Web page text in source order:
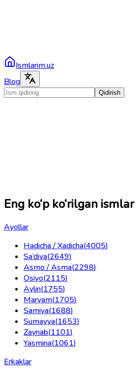
Ismlarim.uz
Blog
Qidirish
Eng ko‘p ko‘rilgan ismlar
Ayollar
Hadicha / Xadicha(4005)
Sa’diya(2649)
Asmo / Asma(2298)
Osiyo(2115)
Aylin(1755)
Maryam(1705)
Samiya(1688)
Sumayya(1653)
Zaynab(1101)
Yasmina(1061)
Erkaklar